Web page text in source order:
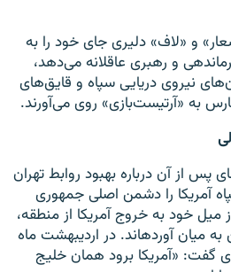
و «لاف» دلیری جای خود را به
و رهبری عاقلانه می‌دهد،
نیروی دریایی سپاه و قایق‌های
به «آرتیست‌بازی» روی می‌آورند.
از آن درباره بهبود روابط تهران
آمریکا را دشمن اصلی جمهوری
میل خود به خروج آمریکا از منطقه،
میان آوردهاند. در اردیبهشت ماه
گفت: «آمریکا برود همان خلیج